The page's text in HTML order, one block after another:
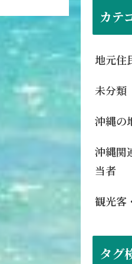
カテ
地元住
未分類
沖縄の
沖縄関
当者
観光客
タグ